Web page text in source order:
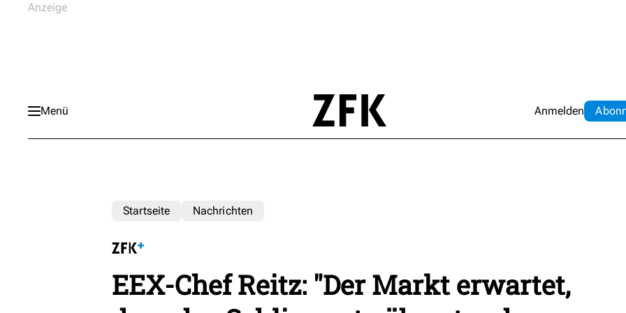
Menü Anmelden Abo
Startseite Nachrichten
EEX-Chef Reitz: "Der Markt erwartet,